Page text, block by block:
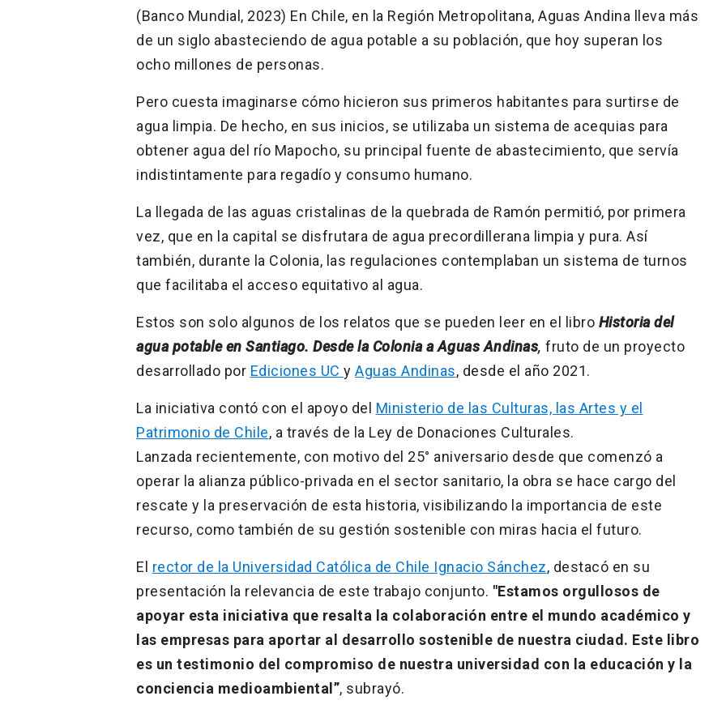
(Banco Mundial, 2023) En Chile, en la Región Metropolitana, Aguas Andina lleva más
de un siglo abasteciendo de agua potable a su población, que hoy superan los
ocho millones de personas.
Pero cuesta imaginarse cómo hicieron sus primeros habitantes para surtirse de
agua limpia. De hecho, en sus inicios, se utilizaba un sistema de acequias para
obtener agua del río Mapocho, su principal fuente de abastecimiento, que servía
indistintamente para regadío y consumo humano.
La llegada de las aguas cristalinas de la quebrada de Ramón permitió, por primera
vez, que en la capital se disfrutara de agua precordillerana limpia y pura. Así
también, durante la Colonia, las regulaciones contemplaban un sistema de turnos
que facilitaba el acceso equitativo al agua.
Estos son solo algunos de los relatos que se pueden leer en el libro Historia del
agua potable en Santiago. Desde la Colonia a Aguas Andinas, fruto de un proyecto
desarrollado por Ediciones UC y Aguas Andinas, desde el año 2021.
La iniciativa contó con el apoyo del Ministerio de las Culturas, las Artes y el
Patrimonio de Chile, a través de la Ley de Donaciones Culturales.
Lanzada recientemente, con motivo del 25° aniversario desde que comenzó a
operar la alianza público-privada en el sector sanitario, la obra se hace cargo del
rescate y la preservación de esta historia, visibilizando la importancia de este
recurso, como también de su gestión sostenible con miras hacia el futuro.
El rector de la Universidad Católica de Chile Ignacio Sánchez, destacó en su
presentación la relevancia de este trabajo conjunto. "Estamos orgullosos de
apoyar esta iniciativa que resalta la colaboración entre el mundo académico y
las empresas para aportar al desarrollo sostenible de nuestra ciudad. Este libro
es un testimonio del compromiso de nuestra universidad con la educación y la
conciencia medioambiental”, subrayó.